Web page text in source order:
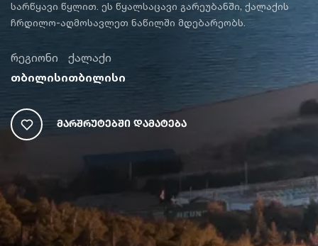
სარწყავი წყლით. ეს წყალსაცავი გარეუბანში, ქალაქის
ჩრდილო-აღმოსავლეთ ნაწილში მდებარეობს.
რეგიონი
თბილისი
ქალაქი
თბილისი
Მარშრუტებში Დამატება